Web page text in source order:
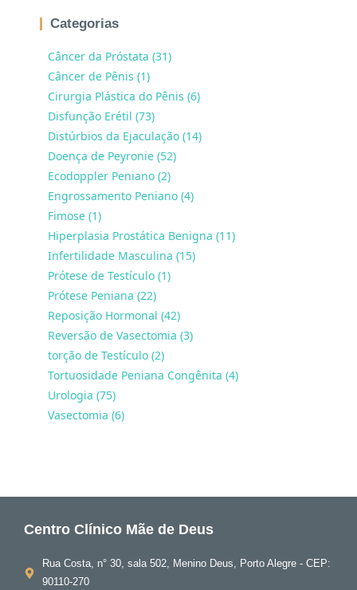
Categorias
Câncer da Próstata (31)
Câncer de Pênis (1)
Cirurgia Plástica do Pênis (6)
Disfunção Erétil (73)
Distúrbios da Ejaculação (14)
Doença de Peyronie (52)
Ecodoppler Peniano (2)
Engrossamento Peniano (4)
Fimose (1)
Hiperplasia Prostática Benigna (11)
Infertilidade Masculina (15)
Prótese de Testículo (1)
Prótese Peniana (22)
Reposição Hormonal (42)
Reversão de Vasectomia (3)
torção de Testículo (2)
Tortuosidade Peniana Congênita (4)
Urologia (75)
Vasectomia (6)
Centro Clínico Mãe de Deus
Rua Costa, n° 30, sala 502, Menino Deus, Porto Alegre - CEP:
90110-270